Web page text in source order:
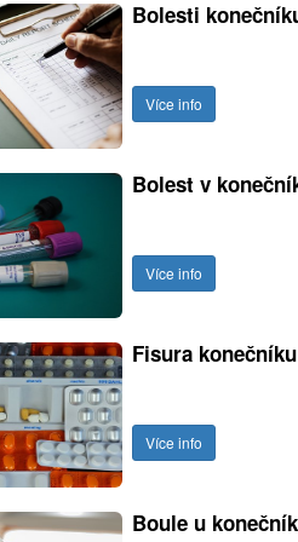
Bolesti
Více info
Bolest v
Více info
Fisura konečníku
Více info
Boule u